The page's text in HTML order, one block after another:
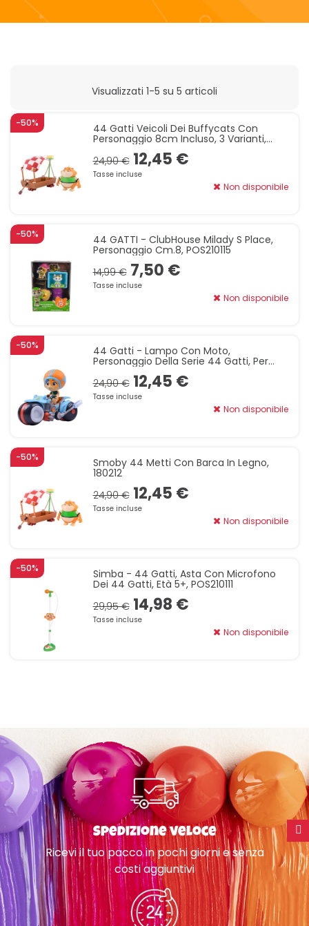
realizzato con materiali di alta qualità,
garantendo sicurezza e durabilità.
Visualizzati 1-5 su 5 articoli
-50% 44 Gatti Veicoli Dei Buffycats Con
Personaggio 8cm Incluso, 3 Varianti,
Venduti Singolarmente, Dai 3 Anni
24,90 € 12,45 €
Tasse incluse
Non disponibile
-50% 44 GATTI - ClubHouse Milady S Place,
Personaggio Cm.8, POS210115
14,99 € 7,50 €
Tasse incluse
Non disponibile
-50% 44 Gatti - Lampo Con Moto,
Personaggio Della Serie 44 Gatti, Per
Bambini Dai 3+, Multicolore, POS210116
24,90 € 12,45 €
Tasse incluse
Non disponibile
-50% Smoby 44 Metti Con Barca In Legno,
180212
24,90 € 12,45 €
Tasse incluse
Non disponibile
-50% Simba - 44 Gatti, Asta Con Microfono
Dei 44 Gatti, Età 5+, POS210111
29,95 € 14,98 €
Tasse incluse
Non disponibile
Spedizione veloce
Ricevi il tuo pacco in pochi giorni e senza
costi aggiuntivi